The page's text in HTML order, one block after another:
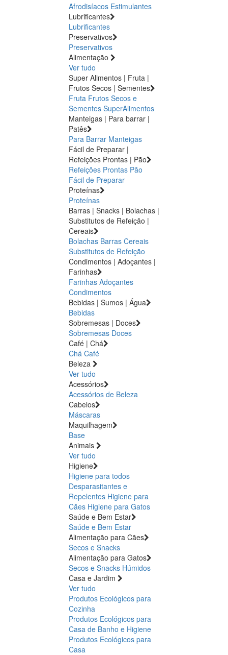
Afrodisíacos Estimulantes
Lubrificantes
Lubrificantes
Preservativos
Preservativos
Alimentação
Ver tudo
Super Alimentos | Fruta |
Frutos Secos | Sementes
Fruta Frutos Secos e
Sementes SuperAlimentos
Manteigas | Para barrar |
Patês
Para Barrar Manteigas
Fácil de Preparar |
Refeições Prontas | Pão
Refeições Prontas Pão
Fácil de Preparar
Proteínas
Proteínas
Barras | Snacks | Bolachas |
Substitutos de Refeição |
Cereais
Bolachas Barras Cereais
Substitutos de Refeição
Condimentos | Adoçantes |
Farinhas
Farinhas Adoçantes
Condimentos
Bebidas | Sumos | Água
Bebidas
Sobremesas | Doces
Sobremesas Doces
Café | Chá
Chá Café
Beleza
Ver tudo
Acessórios
Acessórios de Beleza
Cabelos
Máscaras
Maquilhagem
Base
Animais
Ver tudo
Higiene
Higiene para todos
Desparasitantes e
Repelentes Higiene para
Cães Higiene para Gatos
Saúde e Bem Estar
Saúde e Bem Estar
Alimentação para Cães
Secos e Snacks
Alimentação para Gatos
Secos e Snacks Húmidos
Casa e Jardim
Ver tudo
Produtos Ecológicos para
Cozinha
Produtos Ecológicos para
Casa de Banho e Higiene
Produtos Ecológicos para
Casa